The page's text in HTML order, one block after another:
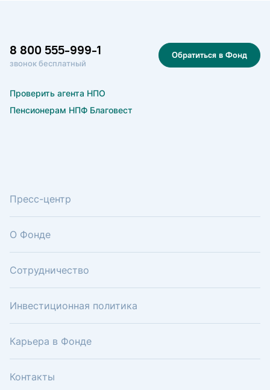
8 800 555-999-1
звонок бесплатный
Обратиться в Фонд
Проверить агента НПО
Пенсионерам НПФ Благовест
Пресс-центр
О Фонде
Сотрудничество
Инвестиционная политика
Карьера в Фонде
Контакты